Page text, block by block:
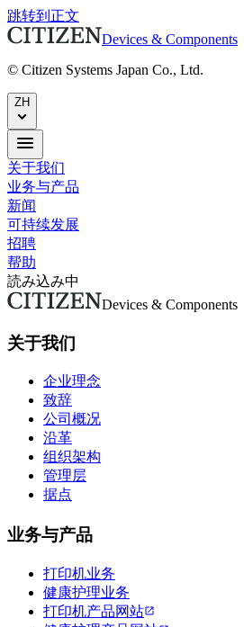
跳转到正文
Devices & Components
© Citizen Systems Japan Co., Ltd.
ZH
关于我们
业务与产品
新闻
可持续发展
招聘
帮助
読み込み中
Devices & Components
关于我们
企业理念
致辞
公司概况
沿革
组织架构
管理层
据点
业务与产品
打印机业务
健康护理业务
打印机产品网站